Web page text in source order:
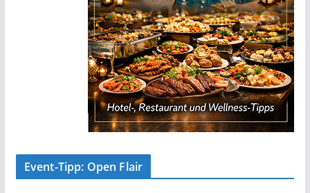
Event-Tipp: Open Flair